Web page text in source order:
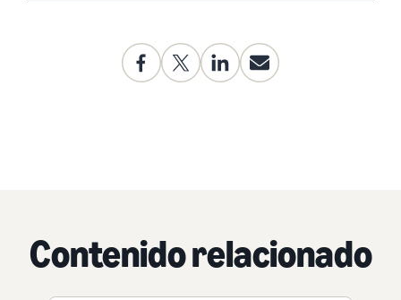
Contenido relacionado